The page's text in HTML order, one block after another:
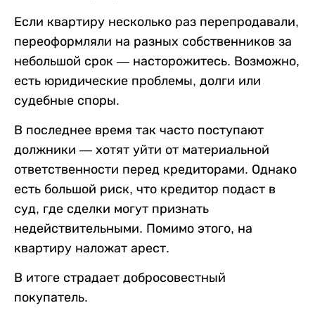
Если квартиру несколько раз перепродавали,
переоформляли на разных собственников за
небольшой срок — насторожитесь. Возможно,
есть юридические проблемы, долги или
судебные споры.
В последнее время так часто поступают
должники — хотят уйти от материальной
ответственности перед кредиторами. Однако
есть большой риск, что кредитор подаст в
суд, где сделки могут признать
недействительными. Помимо этого, на
квартиру наложат арест.
В итоге страдает добросовестный
покупатель.